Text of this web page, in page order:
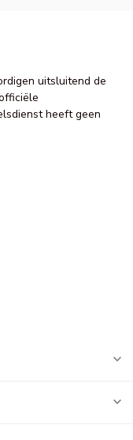
uitsluitend de
heeft geen